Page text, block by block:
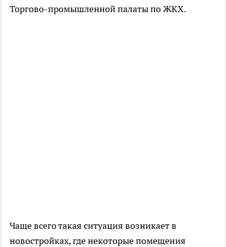
Торгово-промышленной палаты по ЖКХ.
Чаще всего такая ситуация возникает в
новостройках, где некоторые помещения